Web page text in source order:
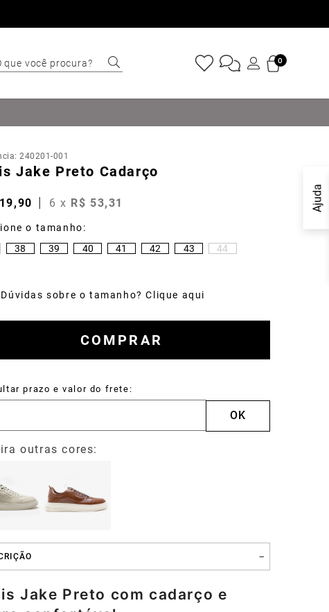
que você procura?
TERMOS MAIS
Cinto
Mocassim
Bota
Tênis
0
Ajuda
:240201-001
Jake Preto Cadarço
,90 6 x R$ 53,31
38 39 40 41 42 43 44
Dúvidas sobre o tamanho? Clique aqui
COMPRAR
Jake Preto com cadarço e